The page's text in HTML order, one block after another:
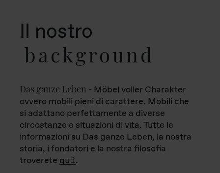
Il nostro
background
Das ganze Leben - Möbel voller Charakter
ovvero mobili pieni di carattere. Mobili che
si adattano perfettamente a diverse
circostanze e situazioni di vita. Tutte le
informazioni su Das ganze Leben, la nostra
storia, i fondatori e la nostra filosofia
troverete qui.